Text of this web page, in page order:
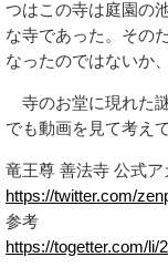
つはこの寺は庭園の
な寺であった。その
なったのではないか
寺のお堂に現れた
でも動画を見て考え
竜王尊 善法寺 公式ア
https://twitter.com/
参考
https://togetter.com/li/